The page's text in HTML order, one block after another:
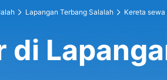
Lapangan Terbang Salalah Kereta sewa
di